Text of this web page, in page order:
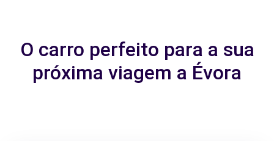
O carro perfeito para a sua
próxima viagem a Évora